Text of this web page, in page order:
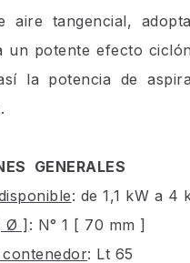
aire tangencial,
un potente efecto
la potencia de
GENERALES
: de 1,1 kW a 4
Ø ]: N° 1 [ 70 mm ]
contenedor: Lt 65